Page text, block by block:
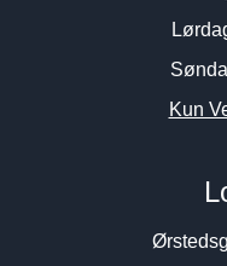
Kun